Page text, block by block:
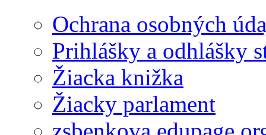
Ochrana osobných
Prihlášky a odhlášky
Žiacka knižka
Žiacky parlament